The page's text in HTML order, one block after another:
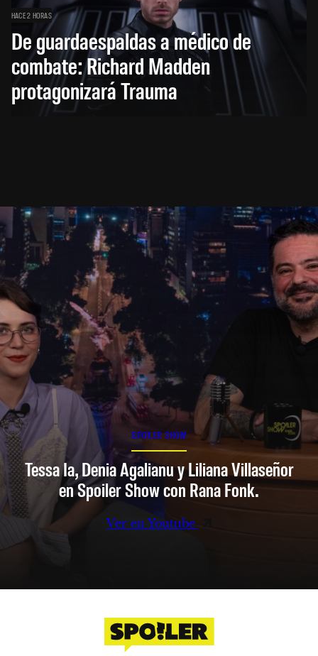
HACE 2 HORAS
De guardaespaldas a médico de
combate: Richard Madden
protagonizará Trauma
SPOILER SHOW
Tessa Ia, Denia Agalianu y Liliana Villaseñor
en Spoiler Show con Rana Fonk.
Ver en Youtube